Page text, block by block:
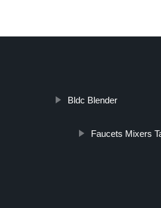
Bldc Blender
Faucets Mixers